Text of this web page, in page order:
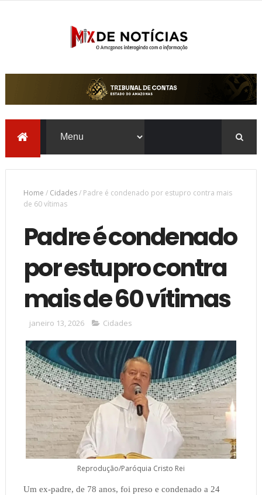
Home / Cidades/ Padre é condenado por estupro contra mais
de 60 vítimas
Padre é condenado
por estupro contra
mais de 60 vítimas
janeiro 13, 2026 Cidades
Reprodução/Paróquia Cristo Rei
Um ex-padre, de 78 anos, foi preso e condenado a 24